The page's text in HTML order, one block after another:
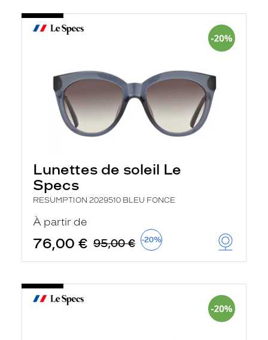
Lunettes de soleil Le
Specs
RESUMPTION 2029510 BLEU FONCE
À partir de
76,00 € 95,00 € -20%